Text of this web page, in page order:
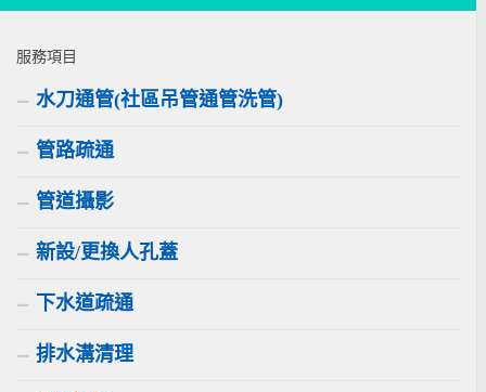
服務項目
水刀通管(社區吊管通管洗管)
管路疏通
管道攝影
新設/更換人孔蓋
下水道疏通
排水溝清理